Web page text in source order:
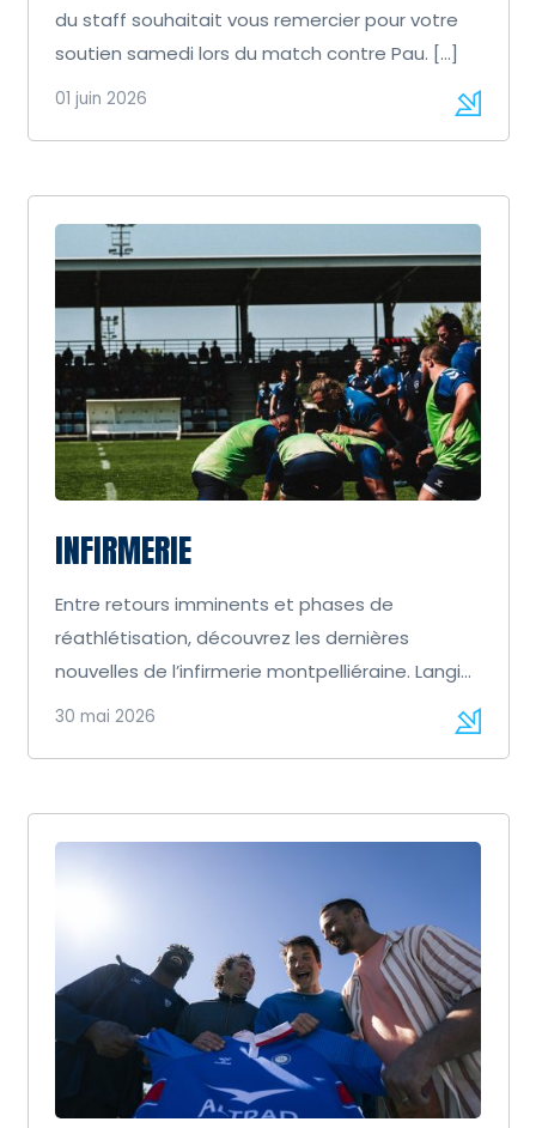
du staff souhaitait vous remercier pour votre
soutien samedi lors du match contre Pau. […]
01 juin 2026
INFIRMERIE
Entre retours imminents et phases de
réathlétisation, découvrez les dernières
nouvelles de l’infirmerie montpelliéraine. Langi
Gleeson : à la suite […]
30 mai 2026